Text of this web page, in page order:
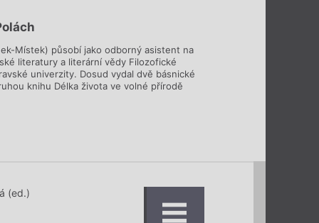
Místek) působí jako odborný asistent na
literatury a literární vědy Filozofické
univerzity. Dosud vydal dvě básnické
knihu Délka života ve volné přírodě
(ed.)